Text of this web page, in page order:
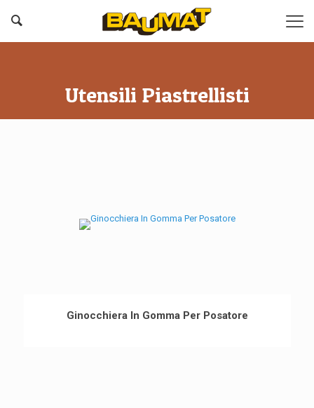
Utensili Piastrellisti
Ginocchiera In Gomma Per Posatore